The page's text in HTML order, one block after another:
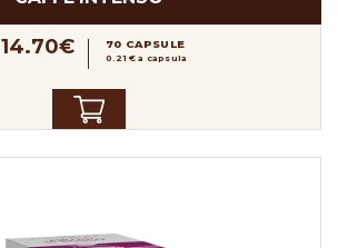
14.70€ 70 CAPSULE
0.21 € a capsula